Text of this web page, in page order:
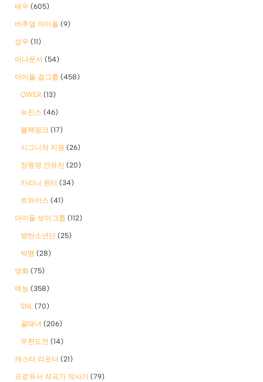
배우 (605)
버추얼 아이돌 (9)
성우 (11)
아나운서 (54)
아이돌 걸그룹 (458)
QWER (13)
뉴진스 (46)
블랙핑크 (17)
시그니처 지원 (26)
장원영 안유진 (20)
카리나 윈터 (34)
트와이스 (41)
아이돌 보이그룹 (112)
방탄소년단 (25)
빅뱅 (28)
영화 (75)
예능 (358)
SNL (70)
골때녀 (206)
무한도전 (14)
캐스터 리포터 (21)
프로듀서 작곡가 작사가 (79)